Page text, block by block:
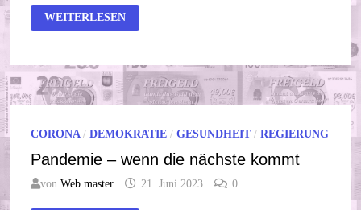
WHO
–
WEITERLESEN
CORONA/DEMOKRATIE /GESUNDHEIT/REGIERUNG
Pandemie – wenn die nächste kommt
vonWeb master 21. Juni 2023 0